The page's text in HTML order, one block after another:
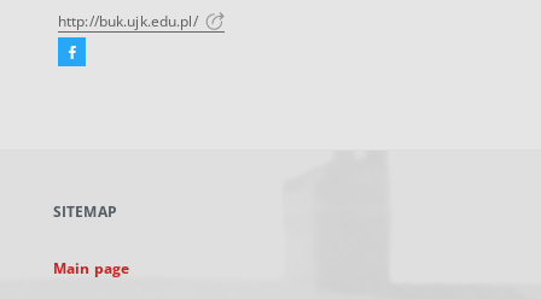
http://buk.ujk.edu.pl/
Facebook
new
SITEMAP
Main page